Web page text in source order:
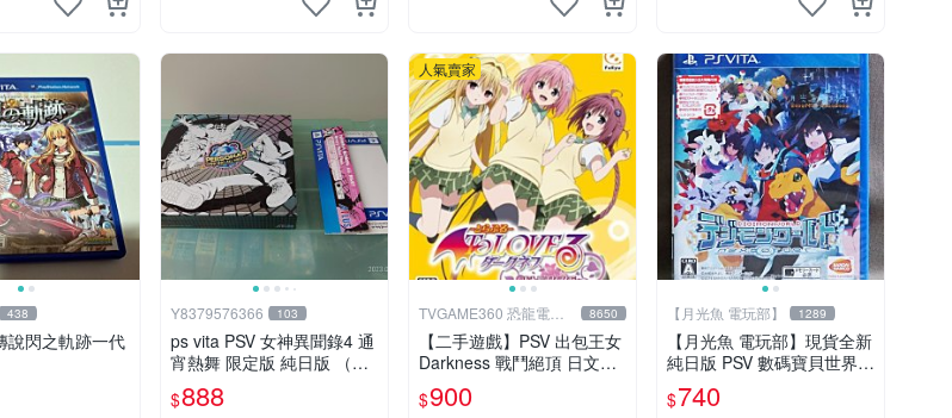
438
說閃之軌跡一代
Y8379576366 103
ps vita PSV 女神異聞錄4 通
宵熱舞 限定版 純日版 （編
號17）
$888
人氣賣家
TVGAME360 恐龍電玩- 8650
【二手遊戲】PSV 出包王女
Darkness 戰鬥絕頂 日文版
【台中恐龍電玩】
$900
【月光魚 電玩部】 1289
【月光魚 電玩部】現貨全新
純日版 PSV 數碼寶貝世界 n
ext 0rder 日版日文
$740